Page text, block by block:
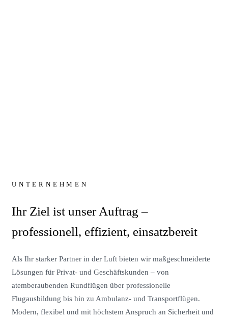
UNTERNEHMEN
Ihr Ziel ist unser Auftrag –
professionell, effizient, einsatzbereit
Als Ihr starker Partner in der Luft bieten wir maßgeschneiderte
Lösungen für Privat- und Geschäftskunden – von
atemberaubenden Rundflügen über professionelle
Flugausbildung bis hin zu Ambulanz- und Transportflügen.
Modern, flexibel und mit höchstem Anspruch an Sicherheit und